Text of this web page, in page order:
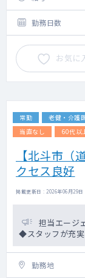
勤務日数
お気に
常勤 老健・介護
当直なし
60代以
【北斗市
クセス良好
掲載更新日 : 2026年06月29
担当エージ
◆スタッフが充実
勤務地